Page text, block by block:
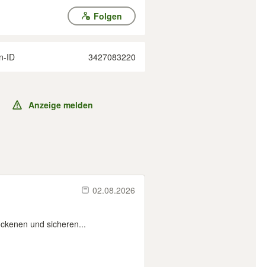
Folgen
ID 3427083220
Anzeige melden
02.08.2026
und sicheren...